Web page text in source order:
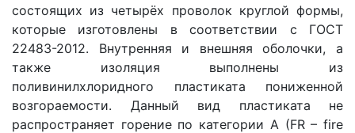
состоящих из четырёх проволок круглой формы,
которые изготовлены в соответствии с ГОСТ
22483-2012. Внутренняя и внешняя оболочки, а
также изоляция выполнены из
поливинилхлоридного пластиката пониженной
возгораемости. Данный вид пластиката не
распространяет горение по категории A (FR – fire